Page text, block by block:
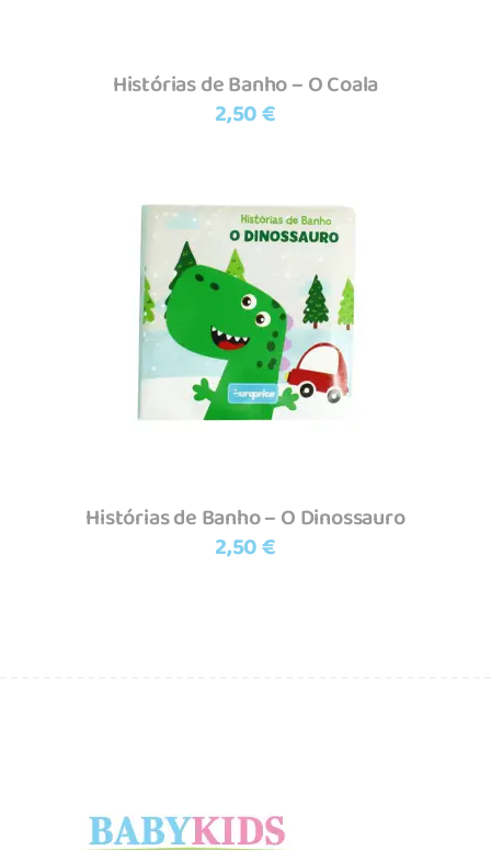
Histórias de Banho – O Coala
2,50€
Adicionar
Histórias de Banho – O Dinossauro
2,50€